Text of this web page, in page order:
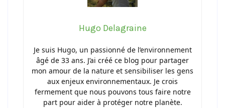
Hugo Delagraine
Je suis Hugo, un passionné de l’environnement
âgé de 33 ans. J’ai créé ce blog pour partager
mon amour de la nature et sensibiliser les gens
aux enjeux environnementaux. Je crois
fermement que nous pouvons tous faire notre
part pour aider à protéger notre planète.